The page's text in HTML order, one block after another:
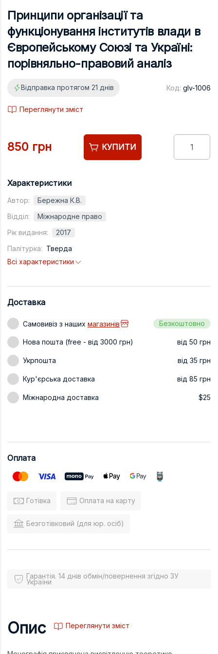
Соціологія
Філологія
Філософія
Принципи організації та
функціонування інститутів влади в
Європейському Союзі та Україні:
порівняльно-правовий аналіз
Відправка протягом 21 днів
Переглянути зміст
Код: glv-1006
850 грн КУПИТИ
Характеристики
Автор:
Бережна К.В.
Відділ:
Міжнародне право
Рік видання:
2017
Палітурка: Тверда
Всі характеристики
Доставка
Самовивіз з наших магазинів Безкоштовно
Нова пошта (free - від 3000 грн) від 50 грн
Укрпошта від 35 грн
Кур'єрська доставка від 85 грн
Міжнародна доставка $25
Оплата
Готівка Оплата на карту
Безготівковий (для юр. осіб)
Гарантія. 14 днів обмін/повернення згідно ЗУ
України
Опис Переглянути зміст